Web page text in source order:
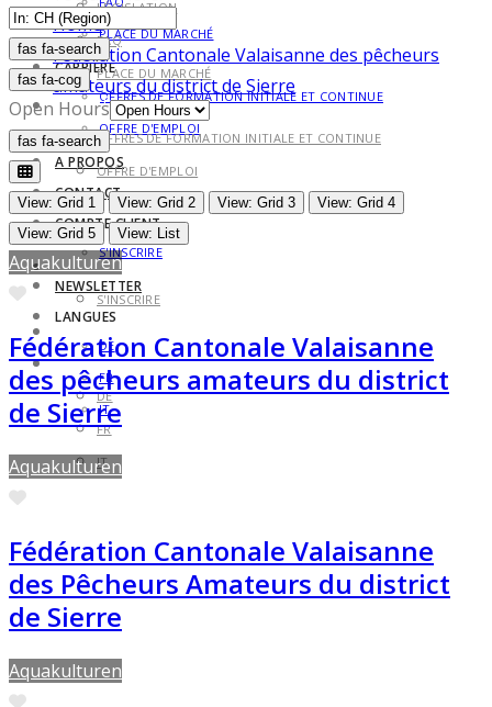
PLACE DU MARCHÉ
CARRIÈRE
OFFRES DE FORMATION INITIALE ET CONTINUE
OFFRE D'EMPLOI
A PROPOS
CONTACT
COMPTE CLIENT
S'INSCRIRE
NEWSLETTER
LANGUES
DE
FR
IT
LÉGISLATION
FAQ
PLACE DU MARCHÉ
CARRIÈRE
OFFRES DE FORMATION INITIALE ET CONTINUE
OFFRE D'EMPLOI
A PROPOS
CONTACT
COMPTE CLIENT
S'INSCRIRE
LANGUES
DE
FR
IT
Home
Fédération Cantonale Valaisanne des pêcheurs
amateurs du district de Sierre
fas fa-searchfas fa-search
fas fa-cog
Open Hours
fas fa-searchfas fa-search
View: Grid 1 View: Grid 2 View: Grid 3
View: Grid 4
View: Grid 5
View: List
Aquakulturen
Favorite
Fédération Cantonale Valaisanne
des pêcheurs amateurs du district
de Sierre
Aquakulturen
Favorite
Fédération Cantonale Valaisanne
des Pêcheurs Amateurs du district
de Sierre
Aquakulturen
Favorite